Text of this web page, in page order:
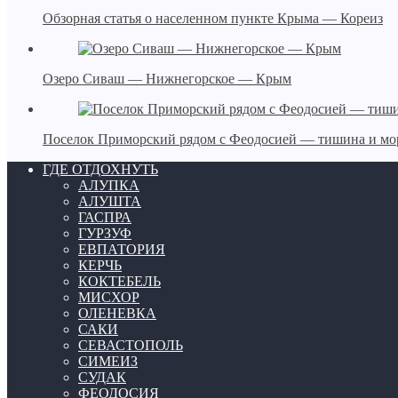
Обзорная статья о населенном пункте Крыма — Кореиз
Озеро Сиваш — Нижнегорское — Крым
Поселок Приморский рядом с Феодосией — тишина и
ГДЕ ОТДОХНУТЬ
АЛУПКА
АЛУШТА
ГАСПРА
ГУРЗУФ
ЕВПАТОРИЯ
КЕРЧЬ
КОКТЕБЕЛЬ
МИСХОР
ОЛЕНЕВКА
САКИ
СЕВАСТОПОЛЬ
СИМЕИЗ
СУДАК
ФЕОДОСИЯ